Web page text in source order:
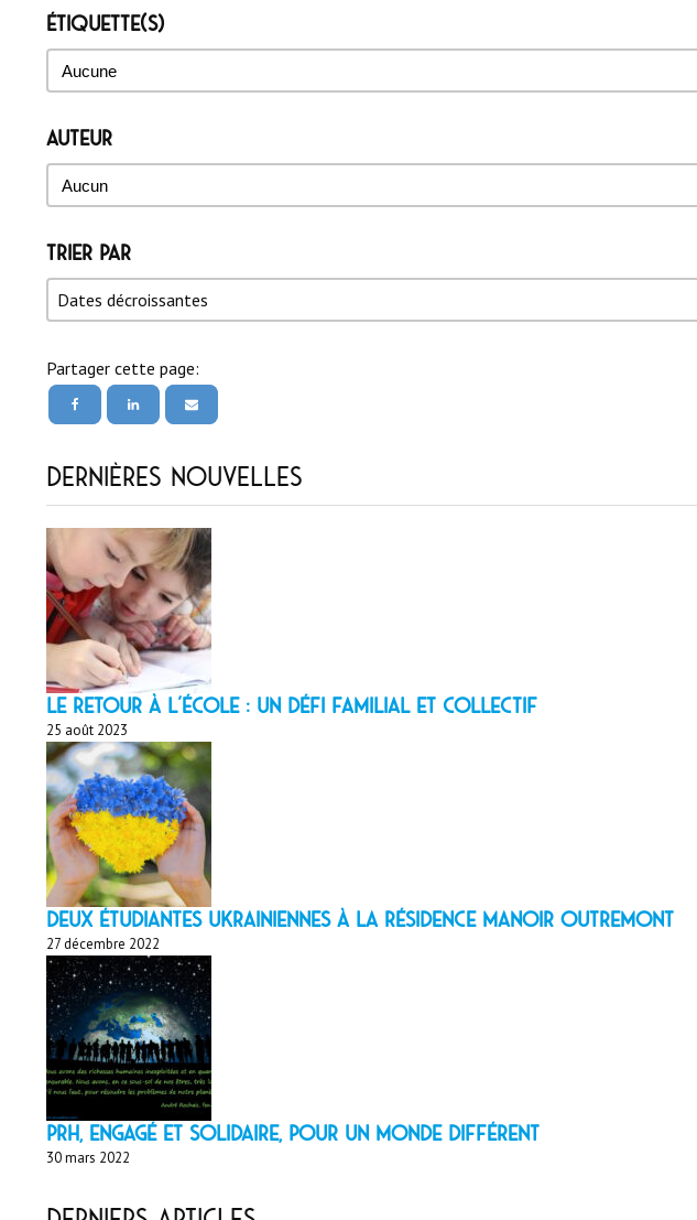
Étiquette(s)
Étiquette(s)
Étiquette(s)
Auteur
Auteur
Auteur
Trier par
Trier par
Trier par
Dates décroissantes
Trier par
Partager cette page:
Dernières nouvelles
LE RETOUR À L’ÉCOLE : un défi familial et collectif
25 août 2023
Deux étudiantes ukrainiennes à la résidence Manoir Outremont
27 décembre 2022
PRH, engagé et solidaire, pour un monde différent
30 mars 2022